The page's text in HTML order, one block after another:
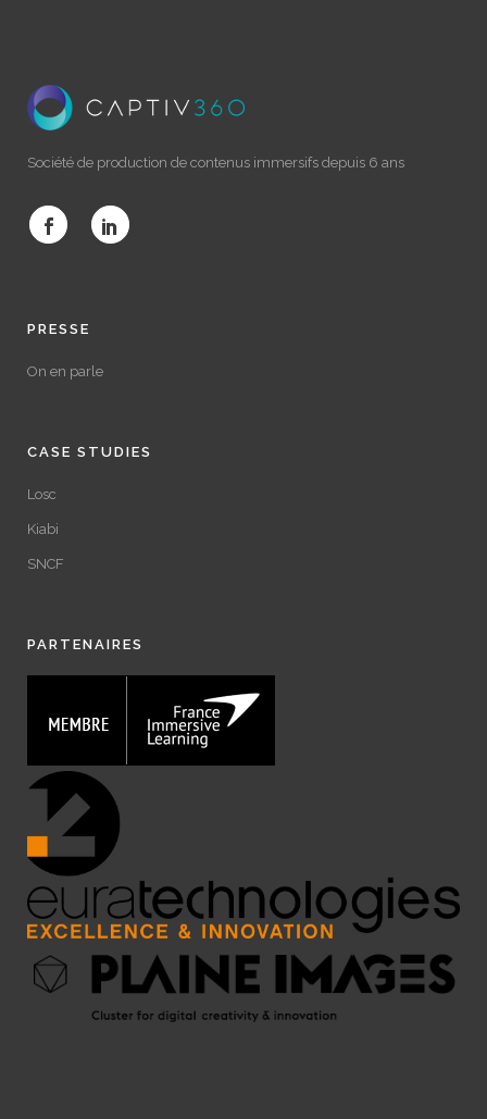
Société de production de contenus immersifs depuis 6 ans
PRESSE
On en parle
CASE STUDIES
Losc
Kiabi
SNCF
PARTENAIRES